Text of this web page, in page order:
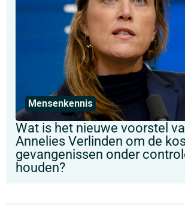
Mensenkennis
Wat is het nieuwe voorstel
Annelies Verlinden om de
gevangenissen onder
houden?